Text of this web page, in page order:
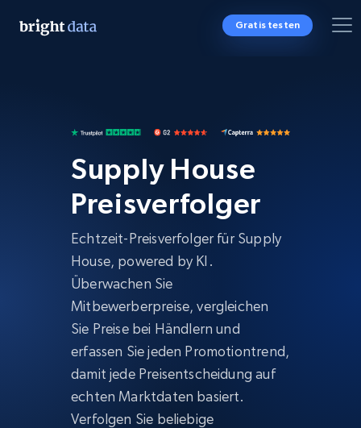
Gratis testen
Supply House
Preisverfolger
Echtzeit-Preisverfolger für Supply
House, powered by KI.
Überwachen Sie
Mitbewerberpreise, vergleichen
Sie Preise bei Händlern und
erfassen Sie jeden Promotiontrend,
damit jede Preisentscheidung auf
echten Marktdaten basiert.
Verfolgen Sie beliebige